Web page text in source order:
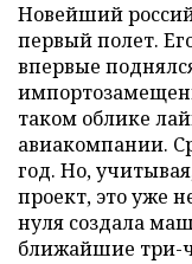
Новейший
первый полет.
впервые
таком облике
авиакомпании.
год. Но,
проект, это уже
нуля создала
ближайшие три-